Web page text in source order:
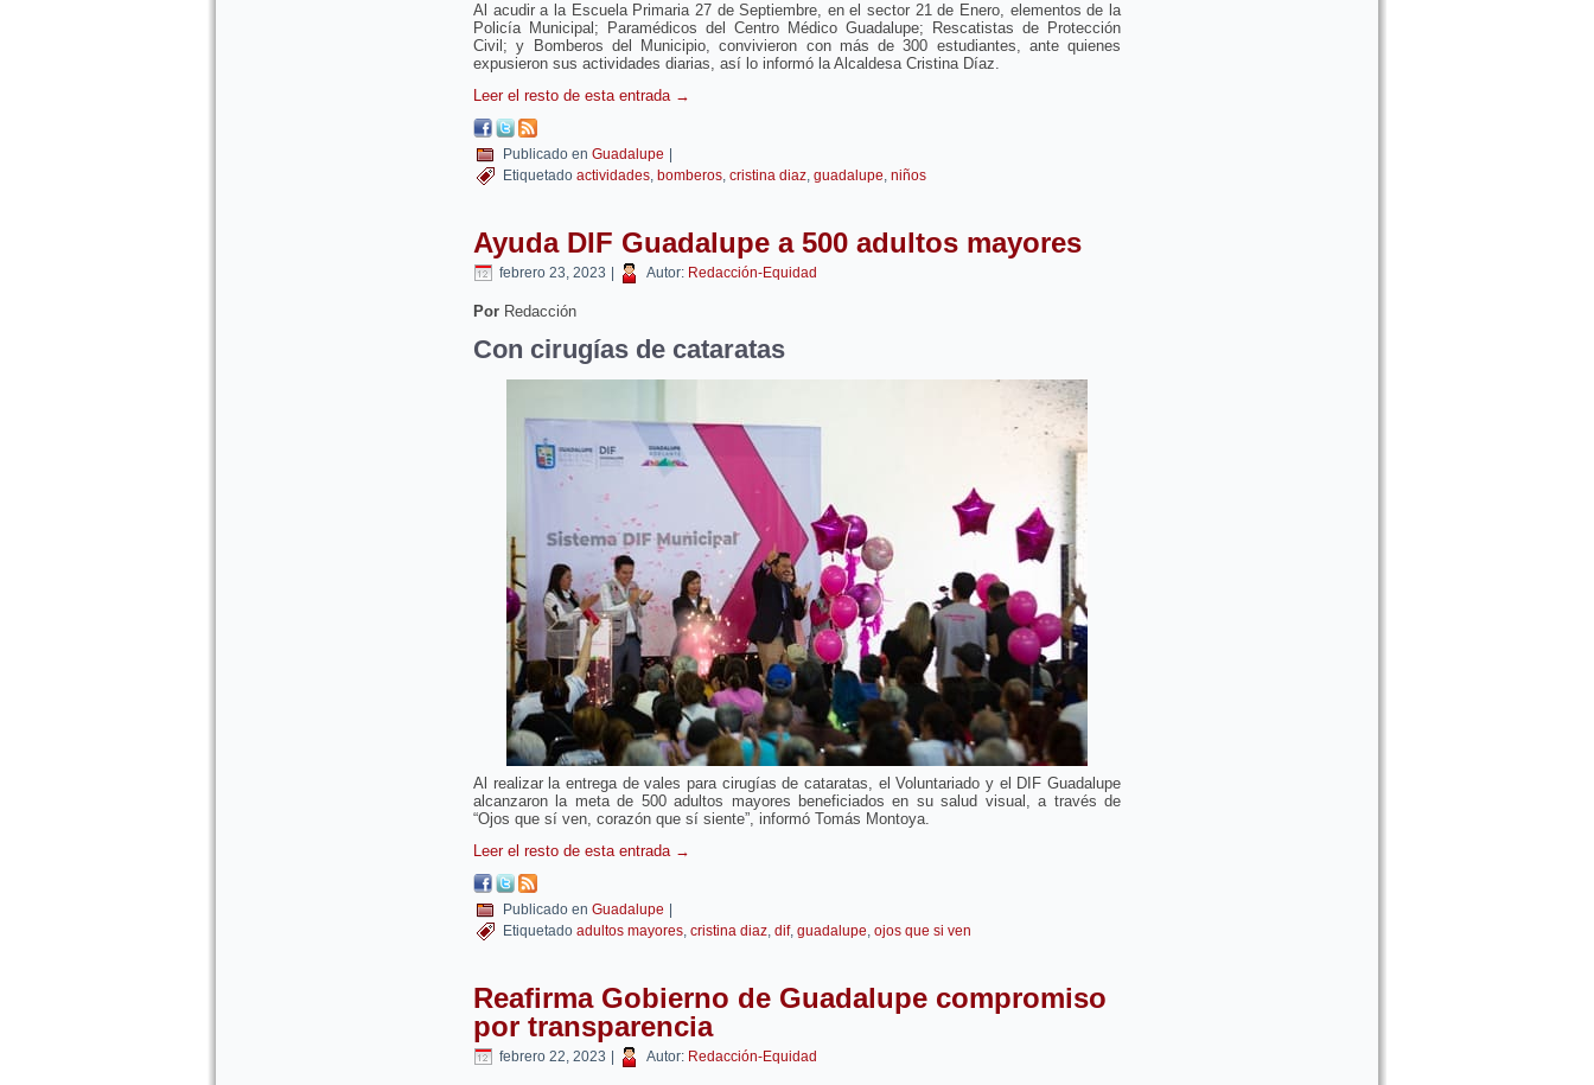
Al acudir a la Escuela Primaria 27 de Septiembre, en el sector 21 de Enero, elementos de la
Policía Municipal; Paramédicos del Centro Médico Guadalupe; Rescatistas de Protección
Civil; y Bomberos del Municipio, convivieron con más de 300 estudiantes, ante quienes
expusieron sus actividades diarias, así lo informó la Alcaldesa Cristina Díaz.
Leer el resto de esta entrada →
Publicado en Guadalupe
Etiquetado actividades, bomberos, cristina diaz, guadalupe, niños
Ayuda DIF Guadalupe a 500 adultos mayores
febrero 23, 2023 Autor: Redacción-Equidad
Por Redacción
Con cirugías de cataratas
Al realizar la entrega de vales para cirugías de cataratas, el Voluntariado y el DIF Guadalupe
alcanzaron la meta de 500 adultos mayores beneficiados en su salud visual, a través de
“Ojos que sí ven, corazón que sí siente”, informó Tomás Montoya.
Leer el resto de esta entrada →
Publicado en Guadalupe
Etiquetado adultos mayores, cristina diaz, dif, guadalupe, ojos que si ven
Reafirma Gobierno de Guadalupe compromiso
por transparencia
febrero 22, 2023 Autor: Redacción-Equidad